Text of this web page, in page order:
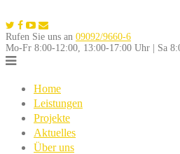
to
content
Rufen Sie uns an 09092/9660-6
Mo-Fr 8:00-12:00, 13:00-17:00 Uhr | Sa
Home
Leistungen
Projekte
Aktuelles
Über uns